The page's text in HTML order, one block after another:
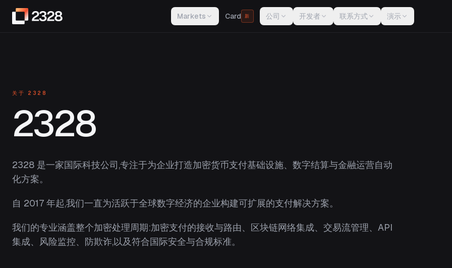
Markets Card 新 公司 开发者 联系方式 演示
关于 2328
2328
2328 是一家国际科技公司,专注于为企业打造加密货币支付基础设施、数字结算与金融运营自动
化方案。
自 2017 年起,我们一直为活跃于全球数字经济的企业构建可扩展的支付解决方案。
我们的专业涵盖整个加密处理周期:加密支付的接收与路由、区块链网络集成、交易流管理、API
集成、风险监控、防欺诈,以及符合国际安全与合规标准。